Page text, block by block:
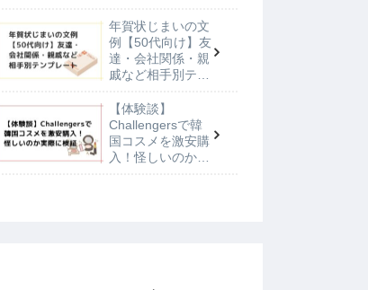
年賀状じまいの文
例【50代向け】友
達・会社関係・親
戚など相手別テン
【体験談】
Challengersで韓
国コスメを激安購
入！怪しいのか実